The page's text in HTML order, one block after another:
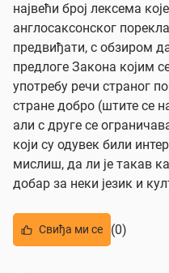
највећи број лексема
англосаксонског
предвиђати, с обзиром
предлоге Закона којим
употребу речи страног
стране добро (штите се
али с друге се
који су одувек били
мислиш, да ли је такав
добар за неки језик и
Свиђа ми се (0)